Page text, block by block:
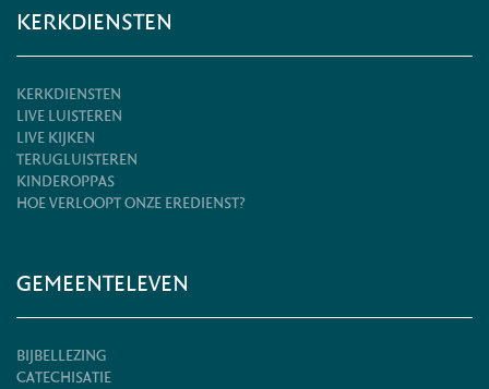
KERKDIENSTEN
KERKDIENSTEN
LIVE LUISTEREN
LIVE KIJKEN
TERUGLUISTEREN
KINDEROPPAS
HOE VERLOOPT ONZE EREDIENST?
GEMEENTELEVEN
BIJBELLEZING
CATECHISATIE